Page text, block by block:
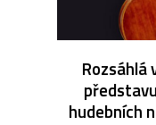
Rozsáhlá
hudebních